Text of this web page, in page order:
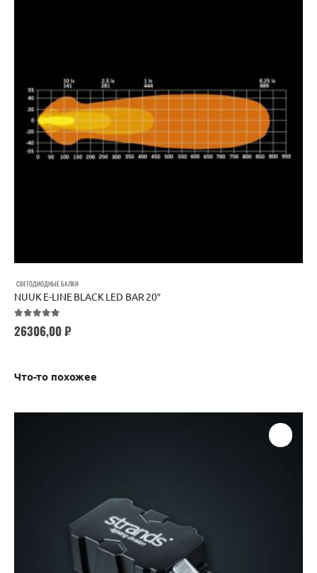
СВЕТОДИОДНЫЕ БАЛКИ
NUUK E-LINE BLACK LED BAR 20″
26306,00₽
Что-то похожее